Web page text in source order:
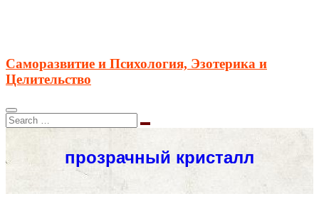
Саморазвитие и Психология, Эзотерика и
Целительство